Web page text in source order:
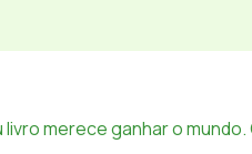
livro merece ganhar o